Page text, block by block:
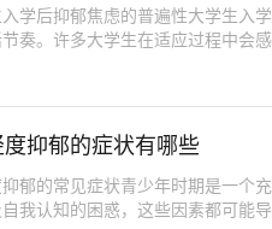
学后抑郁焦虑的普遍性大学生入
奏。许多大学生在适应过程中会
抑郁的症状有哪些
郁的常见症状青少年时期是一个
我认知的困惑，这些因素都可能